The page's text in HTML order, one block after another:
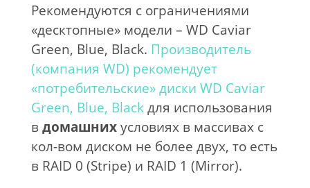
Рекомендуются с ограничениями
«десктопные» модели – WD Caviar
Green, Blue, Black. Производитель
(компания WD) рекомендует
«потребительские» диски WD Caviar
Green, Blue, Blackдля использования
вдомашнихусловиях в массивах с
кол-вом диском не более двух, то есть
в RAID 0 (Stripe) и RAID 1 (Mirror).